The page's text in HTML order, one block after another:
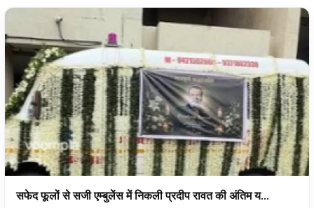
सफेद फूलों से सजी एम्बुलेंस में निकली प्रदीप रावत की अंतिम य...